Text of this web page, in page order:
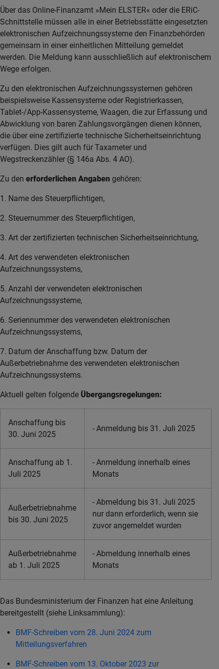
Über das Online-Finanzamt »Mein ELSTER« oder die ERiC-
Schnittstelle müssen alle in einer Betriebsstätte eingesetzten
elektronischen Aufzeichnungssysteme den Finanzbehörden
gemeinsam in einer einheitlichen Mitteilung gemeldet
werden. Die Meldung kann ausschließlich auf elektronischem
Wege erfolgen.
Zu den elektronischen Aufzeichnungssystemen gehören
beispielsweise Kassensysteme oder Registrierkassen,
Tablet-/App-Kassensysteme, Waagen, die zur Erfassung und
Abwicklung von baren Zahlungsvorgängen dienen können,
die über eine zertifizierte technische Sicherheitseinrichtung
verfügen. Dies gilt auch für Taxameter und
Wegstreckenzähler (§ 146a Abs. 4 AO).
Zu den erforderlichen Angaben gehören:
1. Name des Steuerpflichtigen,
2. Steuernummer des Steuerpflichtigen,
3. Art der zertifizierten technischen Sicherheitseinrichtung,
4. Art des verwendeten elektronischen
Aufzeichnungssystems,
5. Anzahl der verwendeten elektronischen
Aufzeichnungssysteme,
6. Seriennummer des verwendeten elektronischen
Aufzeichnungssystems,
7. Datum der Anschaffung bzw. Datum der
Außerbetriebnahme des verwendeten elektronischen
Aufzeichnungssystems.
Aktuell gelten folgende Übergangsregelungen:
Anschaffung bis
30. Juni 2025
- Anmeldung bis 31. Juli 2025
Anschaffung ab 1.
Juli 2025
- Anmeldung innerhalb eines
Monats
Außerbetriebnahme
bis 30. Juni 2025
- Abmeldung bis 31. Juli 2025
nur dann erforderlich, wenn sie
zuvor angemeldet wurden
Außerbetriebnahme
ab 1. Juli 2025
- Abmeldung innerhalb eines
Monats
Das Bundesministerium der Finanzen hat eine Anleitung
bereitgestellt (siehe Linksammlung):
BMF-Schreiben vom 28. Juni 2024 zum
Mitteilungsverfahren
BMF-Schreiben vom 13. Oktober 2023 zur